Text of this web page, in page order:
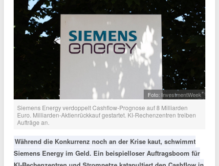
Foto: InvestmentWeek
Siemens Energy verdoppelt Cashflow-Prognose auf 8 Milliarden
Euro. Milliarden-Aktienrückkauf gestartet. KI-Rechenzentren treiben
Aufträge an.
Während die Konkurrenz noch an der Krise kaut, schwimmt
Siemens Energy im Geld. Ein beispielloser Auftragsboom für